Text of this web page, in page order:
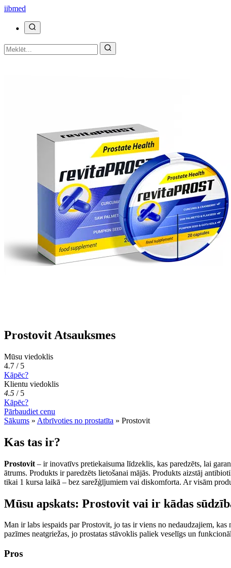
iibmed
Prostovit Atsauksmes
Mūsu viedoklis
4.7 / 5
Kāpēc?
Klientu viedoklis
4.5 / 5
Kāpēc?
Pārbaudiet cenu
Sākums » Atbrīvoties no prostatīta » Prostovit
Kas tas ir?
Prostovit – ir inovatīvs pretiekaisuma līdzeklis, kas paredzēts, lai
ātrums. Produkts ir paredzēts lietošanai mājās. Produkts aizstāj
tikai 1 kursa laikā – bez sarežģījumiem vai diskomforta. Ar visām
Mūsu apskats: Prostovit vai ir kādas
Man ir labs iespaids par Prostovit, jo tas ir viens no nedaudzajiem,
pazīmes neatgriežas, jo prostatas stāvoklis paliek veselīgs un
Pros